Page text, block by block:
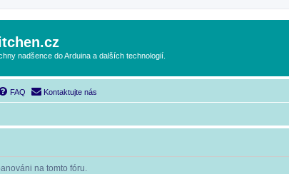
nadšence do Arduina a dalších technologií.
FAQ Kontaktujte nás
na tomto fóru.